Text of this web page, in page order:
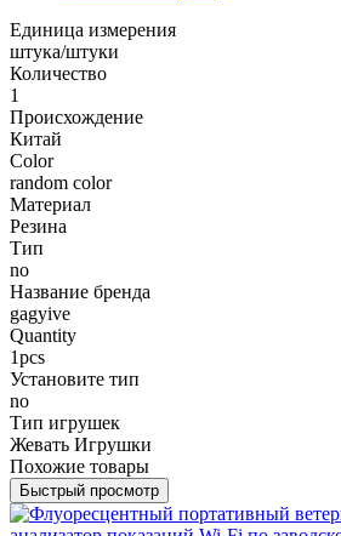
Единица измерения
штука/штуки
Количество
1
Происхождение
Китай
Color
random color
Материал
Резина
Тип
no
Название бренда
gagyive
Quantity
1pcs
Установите тип
no
Тип игрушек
Жевать Игрушки
Похожие товары
Быстрый просмотр